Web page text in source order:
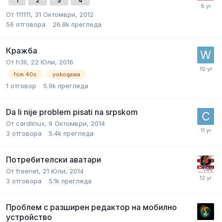
От111111, 31 Октомври, 2012
56 отговора 26.8k прегледа
Кражба
Отh3ll, 22 Юли, 2016
fsm 40s yokogawa
1 отговор 5.9k прегледа
Da li nije problem pisati na srpskom
От cardlinux, 9 Октомври, 2014
3 отговора 5.4k прегледа
Потребителски аватари
Отfreenet, 21 Юли, 2014
3 отговора 5.1k прегледа
Проблем с разширен редактор на мобилно
устройство